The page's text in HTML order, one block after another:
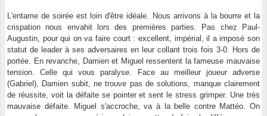
L'entame de soirée est loin d'être idéale. Nous arrivons à la bourre et la
crispation nous envahit lors des premières parties. Pas chez Paul-
Augustin, pour qui on va faire court : excellent, impérial, il a imposé son
statut de leader à ses adversaires en leur collant trois fois 3-0. Hors de
portée. En revanche, Damien et Miguel ressentent la fameuse mauvaise
tension. Celle qui vous paralyse. Face au meilleur joueur adverse
(Gabriel), Damien subit, ne trouve pas de solutions, manque clairement
de réussite, voit la défaite se pointer et sent le stress grimper. Une très
mauvaise défaite. Miguel s'accroche, va à la belle contre Mattéo. On